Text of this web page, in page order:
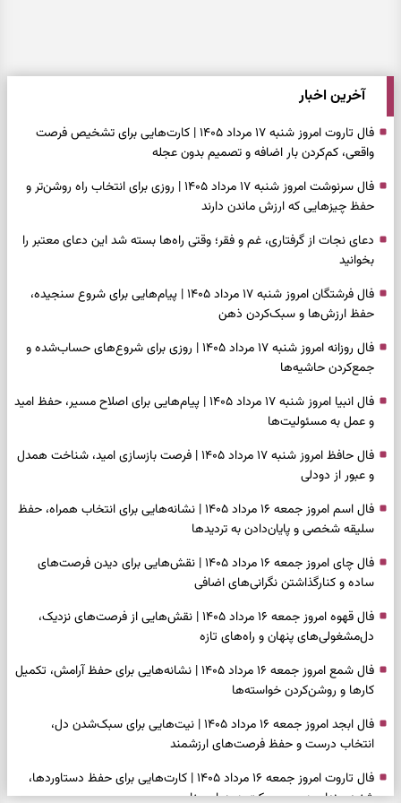
آخرین اخبار
فال تاروت امروز شنبه ۱۷ مرداد ۱۴۰۵ | کارت‌هایی برای تشخیص فرصت
واقعی، کم‌کردن بار اضافه و تصمیم بدون عجله
فال سرنوشت امروز شنبه ۱۷ مرداد ۱۴۰۵ | روزی برای انتخاب راه روشن‌تر و
حفظ چیزهایی که ارزش ماندن دارند
دعای نجات از گرفتاری، غم و فقر؛ وقتی راه‌ها بسته شد این دعای معتبر را
بخوانید
فال فرشتگان امروز شنبه ۱۷ مرداد ۱۴۰۵ | پیام‌هایی برای شروع سنجیده،
حفظ ارزش‌ها و سبک‌کردن ذهن
فال روزانه امروز شنبه ۱۷ مرداد ۱۴۰۵ | روزی برای شروع‌های حساب‌شده و
جمع‌کردن حاشیه‌ها
فال انبیا امروز شنبه ۱۷ مرداد ۱۴۰۵ | پیام‌هایی برای اصلاح مسیر، حفظ امید
و عمل به مسئولیت‌ها
فال حافظ امروز شنبه ۱۷ مرداد ۱۴۰۵ | فرصت بازسازی امید، شناخت همدل
و عبور از دودلی
فال اسم امروز جمعه ۱۶ مرداد ۱۴۰۵ | نشانه‌هایی برای انتخاب همراه، حفظ
سلیقه شخصی و پایان‌دادن به تردیدها
فال چای امروز جمعه ۱۶ مرداد ۱۴۰۵ | نقش‌هایی برای دیدن فرصت‌های
ساده و کنارگذاشتن نگرانی‌های اضافی
فال قهوه امروز جمعه ۱۶ مرداد ۱۴۰۵ | نقش‌هایی از فرصت‌های نزدیک،
دل‌مشغولی‌های پنهان و راه‌های تازه
فال شمع امروز جمعه ۱۶ مرداد ۱۴۰۵ | نشانه‌هایی برای حفظ آرامش، تکمیل
کارها و روشن‌کردن خواسته‌ها
فال ابجد امروز جمعه ۱۶ مرداد ۱۴۰۵ | نیت‌هایی برای سبک‌شدن دل،
انتخاب درست و حفظ فرصت‌های ارزشمند
فال تاروت امروز جمعه ۱۶ مرداد ۱۴۰۵ | کارت‌هایی برای حفظ دستاوردها،
شنیدن ندای درون و حرکت در زمان مناسب